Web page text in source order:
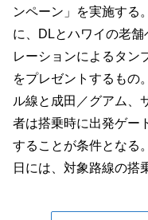
ンペーン」を実施する
に、DLとハワイの老
レーションによるタン
をプレゼントするもの
ル線と成田／グアム、
者は搭乗時に出発ゲー
することが条件となる
日には、対象路線の搭